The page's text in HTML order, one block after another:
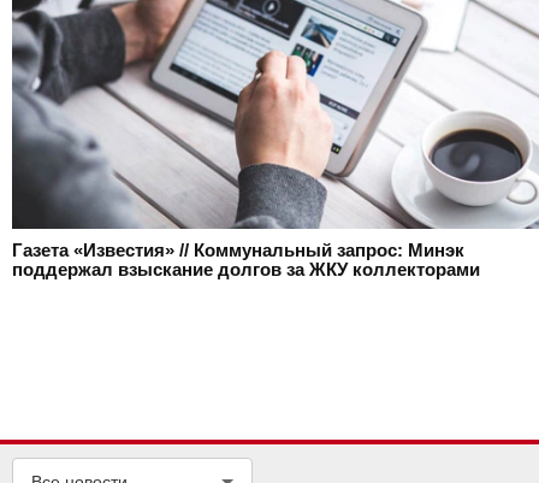
Газета «Известия» // Коммунальный запрос: Минэк
поддержал взыскание долгов за ЖКУ коллекторами